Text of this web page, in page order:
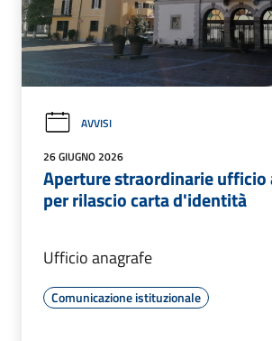
AVVISI
26 GIUGNO 2026
Aperture straordinarie ufficio
per rilascio carta d'identità
Ufficio anagrafe
Comunicazione istituzionale